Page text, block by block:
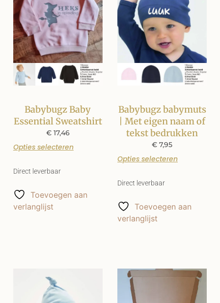
Babybugz Baby
Essential Sweatshirt
€17,46
Opties selecteren
Direct leverbaar
Toevoegen aan
verlanglijst
Babybugz babymuts
| Met eigen naam of
tekst bedrukken
€ 7,95
Opties selecteren
Direct leverbaar
Toevoegen aan
verlanglijst